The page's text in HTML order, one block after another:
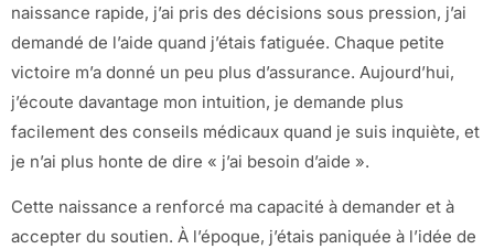
naissance rapide, j’ai pris des décisions sous pression, j’ai
demandé de l’aide quand j’étais fatiguée. Chaque petite
victoire m’a donné un peu plus d’assurance. Aujourd’hui,
j’écoute davantage mon intuition, je demande plus
facilement des conseils médicaux quand je suis inquiète, et
je n’ai plus honte de dire « j’ai besoin d’aide ».
Cette naissance a renforcé ma capacité à demander et à
accepter du soutien. À l’époque, j’étais paniquée à l’idée de